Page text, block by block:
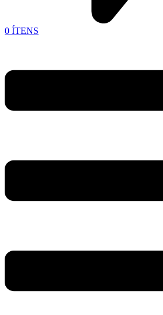
0 ÍTENS